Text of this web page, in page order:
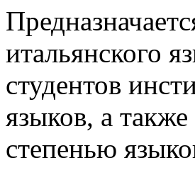
итальянского
студентов
языков, а
степенью